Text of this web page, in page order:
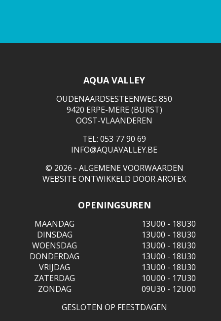
AQUA VALLEY
OUDENAARDSESTEENWEG 850
9420 ERPE-MERE (BURST)
OOST-VLAANDEREN
TEL: 053 77 90 69
INFO@AQUAVALLEY.BE
© 2026 - ALGEMENE VOORWAARDEN
WEBSITE ONTWIKKELD DOORAROFEX
OPENINGSUREN
MAANDAG
13U00 - 18U30
DINSDAG
13U00 - 18U30
WOENSDAG
13U00 - 18U30
DONDERDAG
13U00 - 18U30
VRIJDAG
13U00 - 18U30
ZATERDAG
10U00 - 17U30
ZONDAG
09U30 - 12U00
GESLOTEN OP FEESTDAGEN